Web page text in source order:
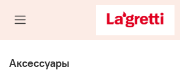
Аксессуары